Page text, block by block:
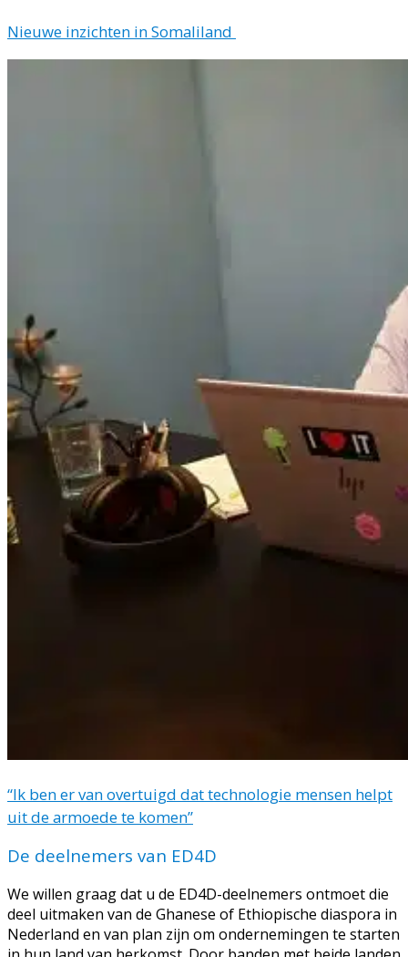
Nieuwe inzichten in Somaliland
“Ik ben er van overtuigd dat technologie mensen helpt
uit de armoede te komen”
De deelnemers van ED4D
We willen graag dat u de ED4D-deelnemers ontmoet die
deel uitmaken van de Ghanese of Ethiopische diaspora in
Nederland en van plan zijn om ondernemingen te starten